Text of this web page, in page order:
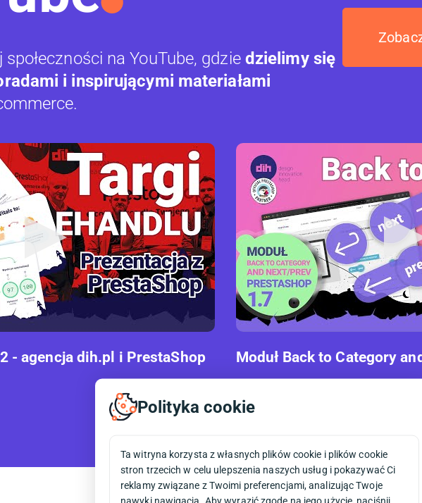
społeczności na YouTube, gdzie dzielimy się
i inspirującymi materiałami
- agencja dih.pl i PrestaShop Moduł Back to Category
Polityka cookie
Ta witryna korzysta z własnych plików cookie i plików cookie
stron trzecich w celu ulepszenia naszych usług i pokazywać Ci
reklamy związane z Twoimi preferencjami, analizując Twoje
nawyki nawigacja. Aby wyrazić zgodę na jego użycie, naciśnij